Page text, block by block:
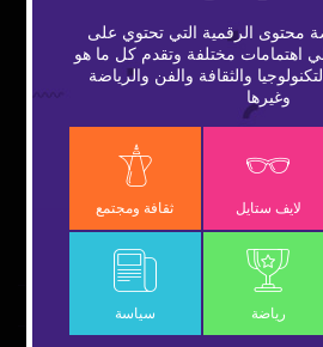
Session ID:2026-08-
vidbcove
OK
أفضل من الأبقار!
محتوى الرقمية التي تحتوي على
اهتمامات مختلفة وتقدم كل ما هو
والثقافة والفن والرياضة
وغيرها
لايف ستايل ثقافة ومجتمع
رياضة سياسة